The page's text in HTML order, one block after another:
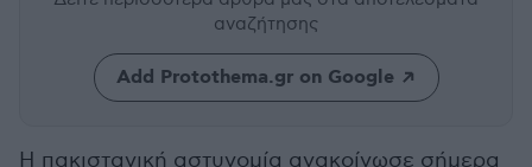
αναζήτησης
Add Protothema.gr on Google
Η πακιστανική αστυνομία ανακοίνωσε σήμερα